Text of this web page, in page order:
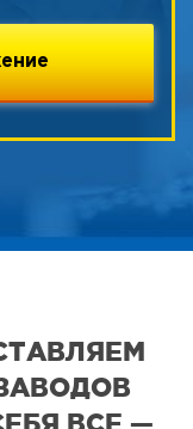
ВСЕ —